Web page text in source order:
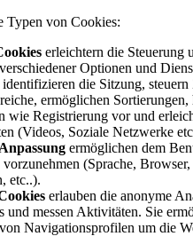
Typen von Cookies:
erleichtern die Steuerung
Optionen und
identifizieren die Sitzung,
ermöglichen Sortierungen,
wie Registrierung vor und
(Videos, Soziale Netzwerke
ermöglichen dem
(Sprache, Browser,
etc..).
erlauben die anonyme
und messen Aktivitäten. Sie
Navigationsprofilen um die